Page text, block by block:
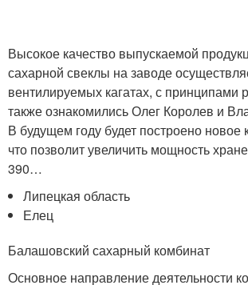
Высокое качество выпускаемой
сахарной свеклы на заводе
вентилируемых кагатах, с принципами
также ознакомились Олег Королев и
В будущем году будет построено новое
что позволит увеличить мощность
390…
Липецкая область
Елец
Балашовский сахарный комбинат
Основное направление деятельности